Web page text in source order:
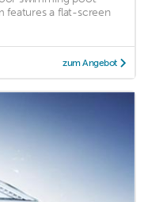
features a flat-screen
zum Angebot